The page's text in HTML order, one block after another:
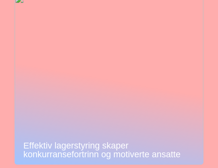
Effektiv lagerstyring skaper
konkurransefortrinn og motiverte ansatte